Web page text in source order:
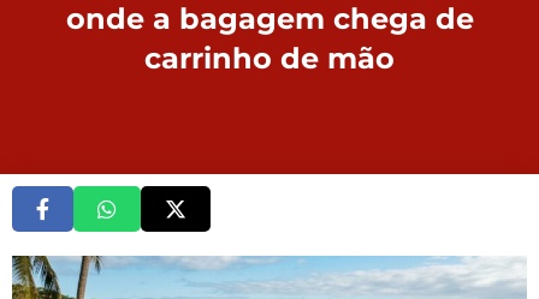
onde a bagagem chega de
carrinho de mão